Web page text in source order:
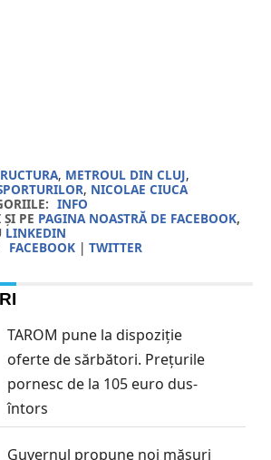
, METROUL DIN CLUJ,
, NICOLAE CIUCA
INFO
PE PAGINA NOASTRĂ DE FACEBOOK,
LINKEDIN
FACEBOOK| TWITTER
TAROM pune la dispoziție
oferte de sărbători. Prețurile
pornesc de la 105 euro dus-
întors
Guvernul propune noi măsuri